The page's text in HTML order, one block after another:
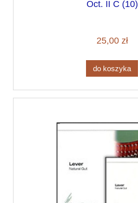
Oct. II C (10)
25,00 zł
do koszyka